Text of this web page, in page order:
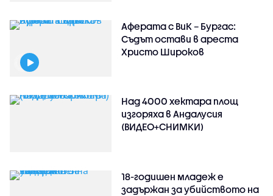
Аферата с ВиК – Бургас:
Съдът остави в ареста
Христо Широков
Над 4000 хектара площ
изгоряха в Андалусия
(ВИДЕО+СНИМКИ)
18-годишен младеж е
задържан за убийството на